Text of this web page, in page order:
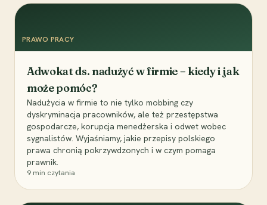
PRAWO PRACY
Adwokat ds. nadużyć w firmie – kiedy i jak
może pomóc?
Nadużycia w firmie to nie tylko mobbing czy
dyskryminacja pracowników, ale też przestępstwa
gospodarcze, korupcja menedżerska i odwet wobec
sygnalistów. Wyjaśniamy, jakie przepisy polskiego
prawa chronią pokrzywdzonych i w czym pomaga
prawnik.
9 min czytania